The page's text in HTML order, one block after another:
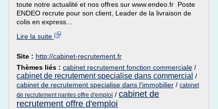
toute notre actualité et nos offres sur www.endeo.fr Poste
ENDEO recrute pour son client, Leader de la livraison de
colis en express...
Lire la suite
Site : http://cabinet-recrutement.fr
Thèmes liés : cabinet recrutement fonction commerciale /
cabinet de recrutement specialise dans commercial /
cabinet de recrutement specialise dans l'immobilier / cabinet
de recrutement nantes offre d'emploi / cabinet de
recrutement offre d'emploi